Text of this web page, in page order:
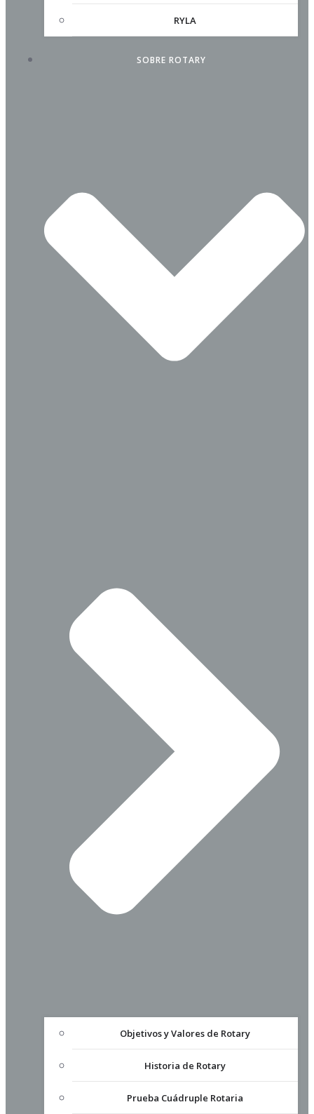
RYLA
SOBRE ROTARY
Objetivos y Valores de Rotary
Historia de Rotary
Prueba Cuádruple Rotaria